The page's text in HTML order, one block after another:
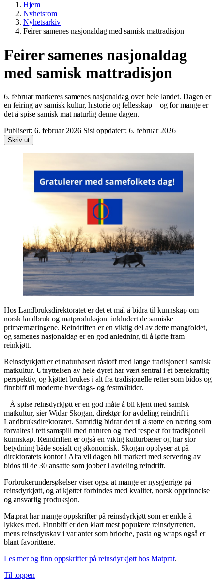
Hjem
Nyhetsrom
Nyhetsarkiv
Feirer samenes nasjonaldag med samisk mattradisjon
Feirer samenes nasjonaldag
med samisk mattradisjon
6. februar markeres samenes nasjonaldag over hele landet. Dagen er
en feiring av samisk kultur, historie og fellesskap – og for mange er
det å spise samisk mat naturlig denne dagen.
Publisert: 6. februar 2026 Sist oppdatert: 6. februar 2026
Skriv ut
Hos Landbruksdirektoratet er det et mål å bidra til kunnskap om
norsk landbruk og matproduksjon, inkludert de samiske
primærnæringene. Reindriften er en viktig del av dette mangfoldet,
og samenes nasjonaldag er en god anledning til å løfte fram
reinkjøtt.
Reinsdyrkjøtt er et naturbasert råstoff med lange tradisjoner i samisk
matkultur. Utnyttelsen av hele dyret har vært sentral i et bærekraftig
perspektiv, og kjøttet brukes i alt fra tradisjonelle retter som bidos og
finnbiff til moderne hverdags- og festmåltider.
– Å spise reinsdyrkjøtt er en god måte å bli kjent med samisk
matkultur, sier Widar Skogan, direktør for avdeling reindrift i
Landbruksdirektoratet. Samtidig bidrar det til å støtte en næring som
forvaltes i tett samspill med naturen og med respekt for tradisjonell
kunnskap. Reindriften er også en viktig kulturbærer og har stor
betydning både sosialt og økonomisk. Skogan opplyser at på
direktoratets kontor i Alta vil dagen bli markert med servering av
bidos til de 30 ansatte som jobber i avdeling reindrift.
Forbrukerundersøkelser viser også at mange er nysgjerrige på
reinsdyrkjøtt, og at kjøttet forbindes med kvalitet, norsk opprinnelse
og ansvarlig produksjon.
Matprat har mange oppskrifter på reinsdyrkjøtt som er enkle å
lykkes med. Finnbiff er den klart mest populære reinsdyrretten,
mens reinsdyrskav i varianter som brioche, pasta og wraps også er
blant favorittene.
Les mer og finn oppskrifter på reinsdyrkjøtt hos Matprat.
Til toppen